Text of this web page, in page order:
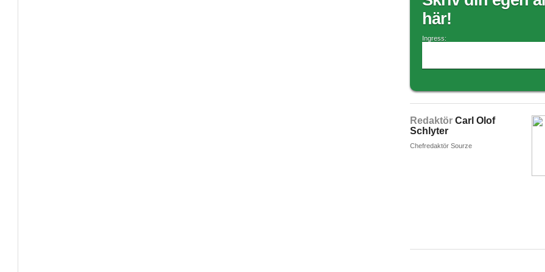
här!
Ingress:
Redaktör Carl Olof
Schlyter
Chefredaktör Sourze